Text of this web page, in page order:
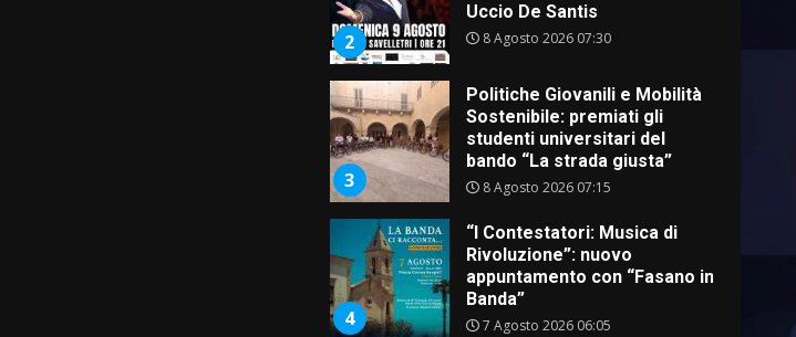
2
Uccio De Santis
8 Agosto 2026 07:30
3
Politiche Giovanili e Mobilità
Sostenibile: premiati gli
studenti universitari del
bando “La strada giusta”
8 Agosto 2026 07:15
4
“I Contestatori: Musica di
Rivoluzione”: nuovo
appuntamento con “Fasano in
Banda”
7 Agosto 2026 06:05